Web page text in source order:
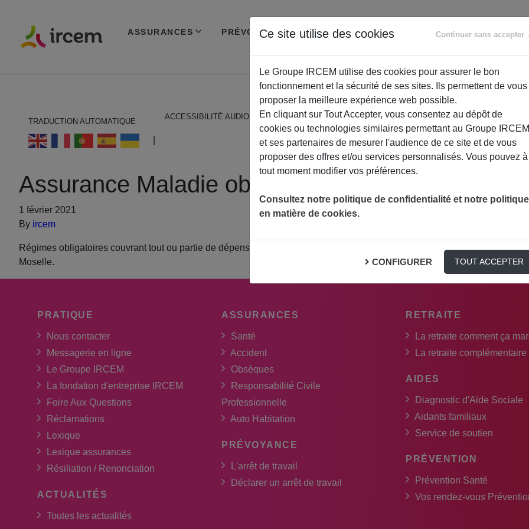
ASSURANCES PRÉVOYANCE RETRAITE
ACCOMPAGNEMENT
TRADUCTION AUTOMATIQUE
ACCESSIBILITÉ AUDIO
Assurance Maladie obligatoire (AMO)
1 février 2021
By ircem
Régimes obligatoires couvrant tout ou partie de dépenses liées à la maladie, à la maternité et aux accidents. Exemple:
Moselle.
PRATIQUE
Nous contacter
Messagerie en ligne
Le Groupe IRCEM
La fondation d'entreprise IRCEM
Foire Aux Questions
Réclamations
Lexique
Lexique assurances
Résiliation / Renonciation
ACTUALITÉS
Toutes les actualités
ASSURANCES
Santé
Accident
Obsèques
Responsabilité Civile
Professionnelle
Auto Habitation
PRÉVOYANCE
L'arrêt de travail
Déclarer un arrêt de travail
RETRAITE
La retraite comment ça
La retraite complémentaire
AIDES
Diagnostic d'Aide Sociale
Aidants familiaux
Service de soutien
PRÉVENTION
Prévention Santé
Vos rendez-vous
Ce site utilise des cookies Continuer sans accepter
Le Groupe IRCEM utilise des cookies pour assurer le bon
fonctionnement et la sécurité de ses sites. Ils permettent de vous
proposer la meilleure expérience web possible.
En cliquant sur Tout Accepter, vous consentez au dépôt de
cookies ou technologies similaires permettant au Groupe IRCEM
et ses partenaires de mesurer l'audience de ce site et de vous
proposer des offres et/ou services personnalisés. Vous pouvez à
tout moment modifier vos préférences.
Consultez notre politique de confidentialité et notre politique
en matière de cookies.
CONFIGURER TOUT ACCEPTER